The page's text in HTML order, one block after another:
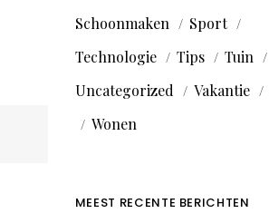
Schoonmaken
Sport
Technologie
Tips
Tuin
Uncategorized
Vakantie
Wonen
MEEST RECENTE BERICHTEN